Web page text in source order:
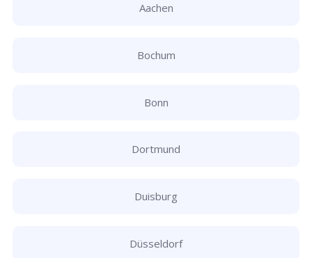
Aachen
Bochum
Bonn
Dortmund
Duisburg
Düsseldorf